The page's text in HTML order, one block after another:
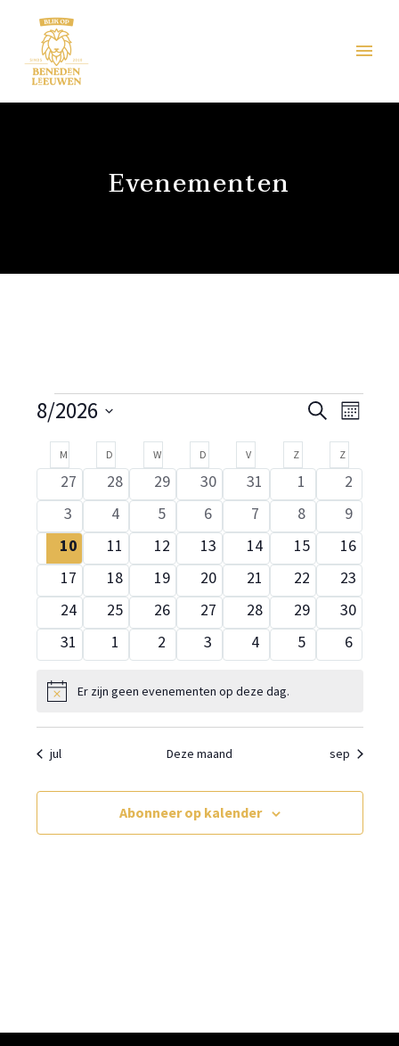
Evenementen
Evenementen
Zoeken
en
ZoekenMaand
8/2026
Selecteer
datum.
Kalender
van
Evenementen
M MAANDAG
D DINSDAGWWOENSDAG
D DONDERDAG
V ZZATERDAG
Z
0
evenementen
27
0
evenementen
28
0
evenementen
29
0
evenementen
30
0
evenementen
31
0
evenementen
1
0
2
0
evenementen
3
0
evenementen
4
0
evenementen
5
0
evenementen
6
0
evenementen
7
0
evenementen
8
0
9
0
evenementen
10
0
evenementen
11
0
evenementen
12
0
evenementen
13
0
evenementen
14
0
evenementen
15
0
16
0
evenementen
17
0
evenementen
18
0
evenementen
19
0
evenementen
20
0
evenementen
21
0
evenementen
22
0
23
0
evenementen
24
0
evenementen
25
0
evenementen
26
0
evenementen
27
0
evenementen
28
0
evenementen
29
0
30
0
evenementen
31
0
evenementen
1
0
evenementen
2
0
evenementen
3
0
evenementen
4
0
evenementen
5
0
6
BerichtEr zijn geen evenementen op deze dag.
jul Deze maand sep
Abonneer op kalender